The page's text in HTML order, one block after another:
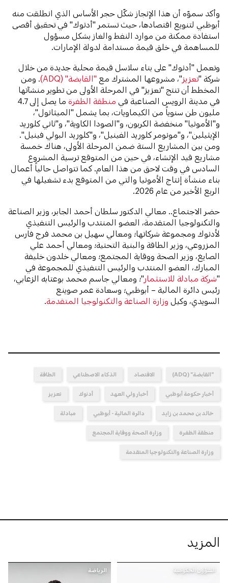
وأكد سموّه أن هذا الإنجاز شكّل حجر الأساس الذي انطلقت منه
أبوظبي لتنويع اقتصادها، حيث تستمر "أدنوك" في تحقيق أقصى
استفادة ممكنة من موارد النفط والغاز بشكل مسؤول
للمساهمة في خلق قيمة مستدامة لدولة الإمارات.
وتعمل "أدنوك" على بناء سلاسل قيمة محلية جديدة من خلال
شركة "تعزيز"، مشروعها المشترك مع "القابضة" (ADQ)
. ومن
المخطط أن تنتج "تعزيز" في المرحلة الأولى من تطوير منشآتها
في مدينة الرويس الصناعية في منطقة الظفرة
ما يصل إلى 4.7
مليون طن سنوياً من الكيماويات، بما يشمل "الميثانول"،
و"الأمونيا" منخفضة الكربون، و"الصودا الكاوية"، و"ثاني كلوريد
الإيثيلين"، و"مونومر كلوريد الفينيل"، و"كلوريد البولي فينيل".
ومن بين المشاريع الستة ضمن المرحلة الأولى، هناك خمسة
مشاريع قيد الإنشاء، في حين من المتوقع ترسية المشروع
السادس في وقت لاحق من هذا العام. كما تتواصل حالياً أعمال
بناء منشأة إنتاج الأمونيا والتي من المتوقع بدء تشغيلها في
الربع الأخير من عام 2026.
حضر الاجتماع.. معالي الدكتور سلطان أحمد الجابر، وزير الصناعة
والتكنولوجيا المتقدمة، العضو المنتدب والرئيس التنفيذي
لأدنوك ومجموعة شركاتها؛ ومعالي سهيل بن محمد فرج فارس
المزروعي، وزير الطاقة والبنية التحتية؛ ومعالي أحمد علي
الصايغ، وزير الصحة ووقاية المجتمع؛ ومعالي خلدون خليفة
المبارك، العضو المنتدب والرئيس التنفيذي للمجموعة في
"شركة مبادلة للاستثمار"؛ ومعالي جاسم محمد بوعتابه الزعابي،
رئيس دائرة المالية – أبوظبي؛ وسعادة عمر صوينع
السويدي، وكيل وزارة الصناعة والتكنولوجيا المتقدمة.
"القابضة" (ADQ) الاقتصاد الذكاء الاصطناعي الطاقة
أخبار حكومة أبوظبي أخبار ولي العهد أدنوك تعزيز
خالد بن محمد بن زايد دائرة المالية - أبوظبي مبادلة
منطقة الظفرة وزارة الصحة ووقاية المجتمع
وزارة الصناعة والتكنولوجيا المتقدمة
المزيد
الشؤون الحكومية الرياضة